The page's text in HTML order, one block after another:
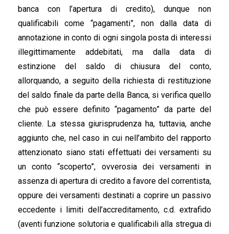
banca con l’apertura di credito), dunque non
qualificabili come “pagamenti”, non dalla data di
annotazione in conto di ogni singola posta di interessi
illegittimamente addebitati, ma dalla data di
estinzione del saldo di chiusura del conto,
allorquando, a seguito della richiesta di restituzione
del saldo finale da parte della Banca, si verifica quello
che può essere definito “pagamento” da parte del
cliente. La stessa giurisprudenza ha, tuttavia, anche
aggiunto che, nel caso in cui nell’ambito del rapporto
attenzionato siano stati effettuati dei versamenti su
un conto “scoperto”, ovverosia dei versamenti in
assenza di apertura di credito a favore del correntista,
oppure dei versamenti destinati a coprire un passivo
eccedente i limiti dell’accreditamento, c.d. extrafido
(aventi funzione solutoria e qualificabili alla stregua di